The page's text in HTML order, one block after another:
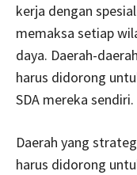
kerja dengan
memaksa setiap
daya. Daerah-
harus didorong
SDA mereka sendiri.
Daerah yang
harus didorong